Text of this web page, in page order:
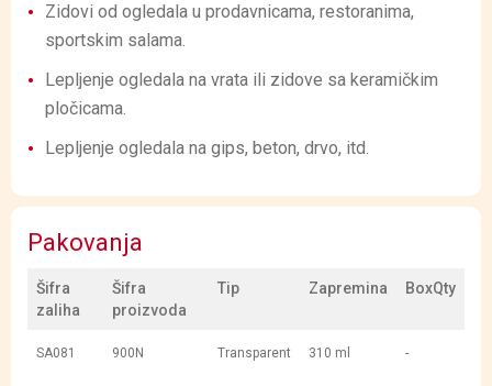
Zidovi od ogledala u prodavnicama, restoranima,
sportskim salama.
Lepljenje ogledala na vrata ili zidove sa keramičkim
pločicama.
Lepljenje ogledala na gips, beton, drvo, itd.
Pakovanja
Šifra
zaliha
Šifra
proizvoda
Tip Zapremina BoxQty
SA081 900N Transparent 310 ml -